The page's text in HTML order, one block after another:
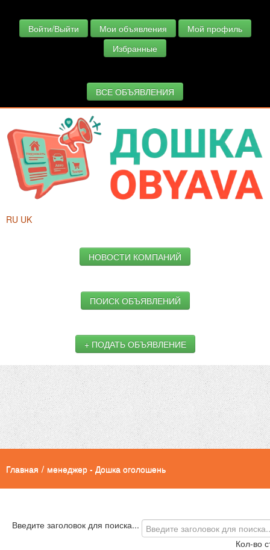
Войти/Выйти Мои объявления
Мой профиль
Избранные
ВСЕ ОБЪЯВЛЕНИЯ
RU UK
НОВОСТИ КОМПАНИЙ
ПОИСК ОБЪЯВЛЕНИЙ
+ ПОДАТЬ ОБЪЯВЛЕНИЕ
Главная / менеджер - Дошка оголошень
Введите заголовок для поиска...
Кол-во